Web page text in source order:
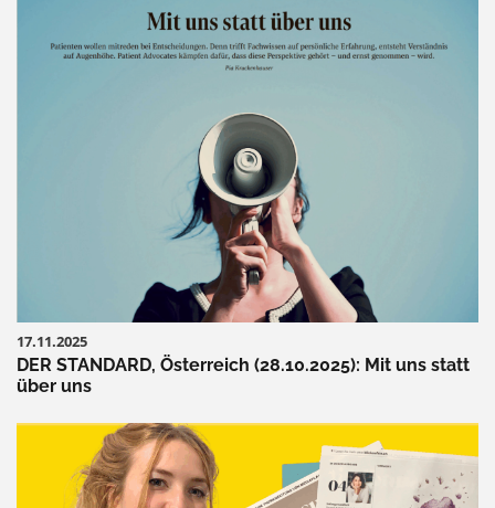
17.11.2025
DER STANDARD, Österreich (28.10.2025): Mit uns statt
über uns